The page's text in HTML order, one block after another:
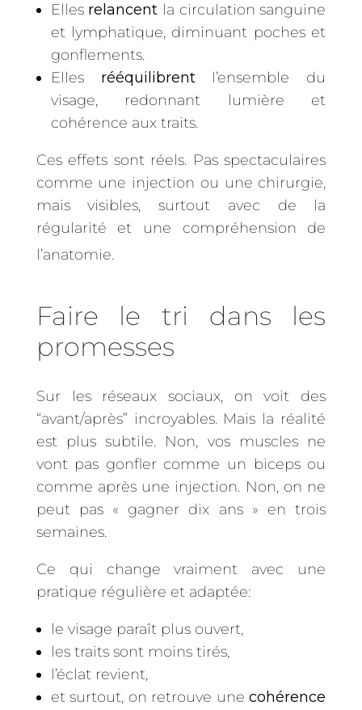
Elles relancent la circulation sanguine
et lymphatique, diminuant poches et
gonflements.
Elles rééquilibrentl’ensemble du
visage, redonnant lumière et
cohérence aux traits.
Ces effets sont réels. Pas spectaculaires
comme une injection ou une chirurgie,
mais visibles, surtout avec de la
régularité et une compréhension de
l’anatomie.
Faire le tri dans les
promesses
Sur les réseaux sociaux, on voit des
“avant/après” incroyables. Mais la réalité
est plus subtile. Non, vos muscles ne
vont pas gonfler comme un biceps ou
comme après une injection. Non, on ne
peut pas « gagner dix ans » en trois
semaines.
Ce qui change vraiment avec une
pratique régulière et adaptée:
le visage paraît plus ouvert,
les traits sont moins tirés,
l’éclat revient,
et surtout, on retrouve unecohérence